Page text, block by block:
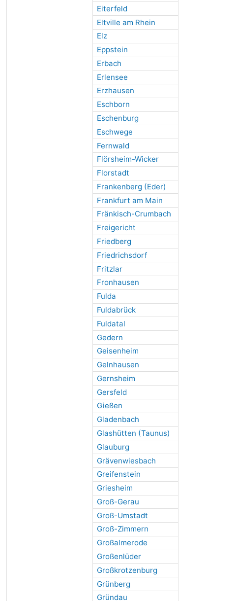
Eiterfeld
Eltville am Rhein
Elz
Eppstein
Erbach
Erlensee
Erzhausen
Eschborn
Eschenburg
Eschwege
Fernwald
Flörsheim-Wicker
Florstadt
Frankenberg (Eder)
Frankfurt am Main
Fränkisch-Crumbach
Freigericht
Friedberg
Friedrichsdorf
Fritzlar
Fronhausen
Fulda
Fuldabrück
Fuldatal
Gedern
Geisenheim
Gelnhausen
Gernsheim
Gersfeld
Gießen
Gladenbach
Glashütten (Taunus)
Glauburg
Grävenwiesbach
Greifenstein
Griesheim
Groß-Gerau
Groß-Umstadt
Groß-Zimmern
Großalmerode
Großenlüder
Großkrotzenburg
Grünberg
Gründau